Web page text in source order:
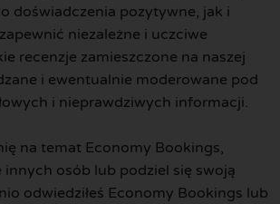
doświadczenia pozytywne, jak i
niezależne i uczciwe
recenzje zamieszczone na naszej
i ewentualnie moderowane pod
i nieprawdziwych informacji.
na temat Economy Bookings,
innych osób lub podziel się swoją
odwiedziłeś Economy Bookings lub